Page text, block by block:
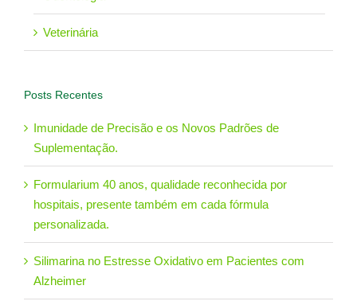
Veterinária
Posts Recentes
Imunidade de Precisão e os Novos Padrões de
Suplementação.
Formularium 40 anos, qualidade reconhecida por
hospitais, presente também em cada fórmula
personalizada.
Silimarina no Estresse Oxidativo em Pacientes com
Alzheimer